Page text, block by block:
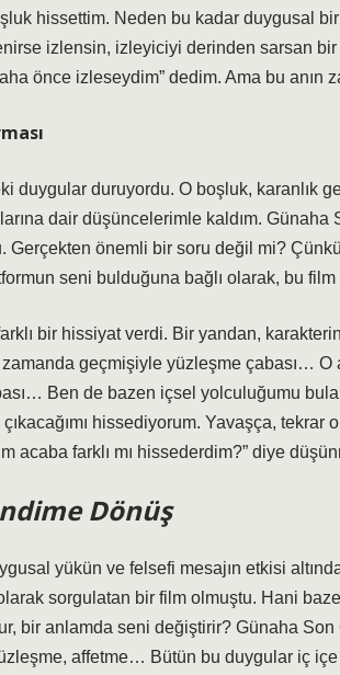
hissettim. Neden bu kadar duygusal bir
izlensin, izleyiciyi derinden sarsan bir
önce izleseydim” dedim. Ama bu anın
duygular duruyordu. O boşluk, karanlık
dair düşüncelerimle kaldım.
Gerçekten önemli bir soru değil mi?
seni bulduğuna bağlı olarak, bu
bir hissiyat verdi. Bir yandan,
zamanda geçmişiyle yüzleşme çabası… O
Ben de bazen içsel yolculuğumu
hissediyorum. Yavaşça, tekrar
acaba farklı mı hissederdim?” diye
Dönüş
yükün ve felsefi mesajın etkisi
sorgulatan bir film olmuştu. Hani
bir anlamda seni değiştirir? Günaha
affetme… Bütün bu duygular iç